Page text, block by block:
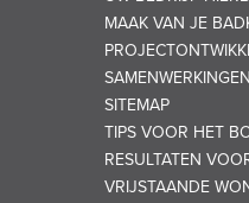
MAAK VAN JE
SAMENWERKINGEN
SITEMAP
TIPS VOOR HET
RESULTATEN
VRIJSTAANDE